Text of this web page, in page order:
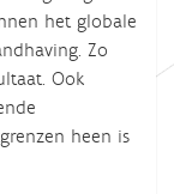
het globale
Zo
Ook
heen is